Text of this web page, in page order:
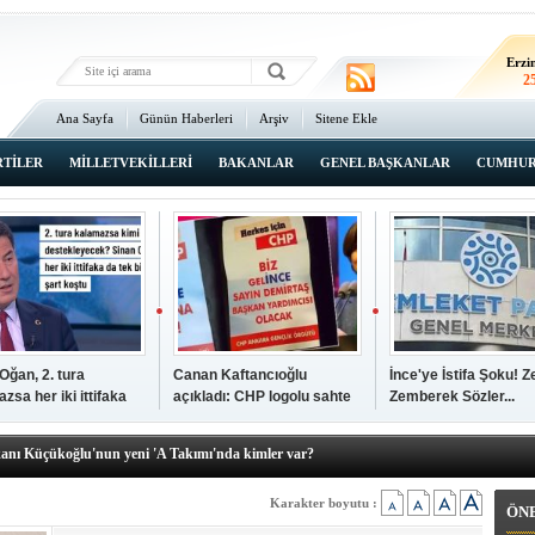
Ana Sayfa Günün Haberleri Arşiv Sitene Ekle
MİLLETVEKİLLERİ BAKANLAR GENEL BAŞKANLAR
2. tura
her iki ittifaka
şartını sundu
Canan Kaftancıoğlu
açıkladı: CHP logolu sahte
broşürleri AKP'liler
bastırmış
İnce'ye İstifa Şoku!
Zemberek Sözler...
Ali Öğdük, mazbatasını aldı…
Küçükoğlu'nun yeni 'A Takımı'nda kimler var?
Tarihi günde, tarihi açılış
Zafer Tarıkdaroğlu, oyunu memleketinde kullandı
Karakter boyutu :